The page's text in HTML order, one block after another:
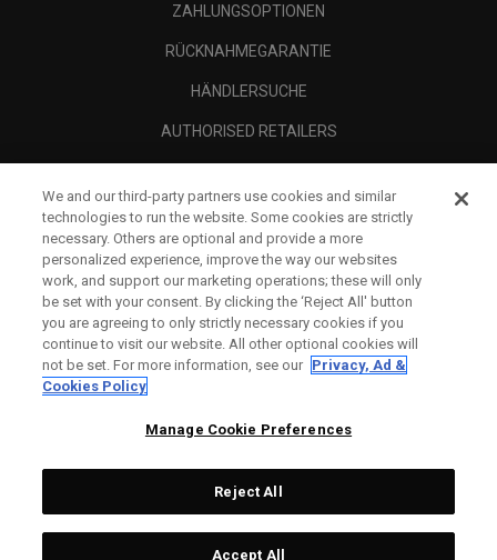
ZAHLUNGSOPTIONEN
RÜCKNAHMEGARANTIE
HÄNDLERSUCHE
AUTHORISED RETAILERS
UNTERNEHMENSPROFIL
RECHTLICHES-
Topgolf Callaway Brands.
We and our third-party partners use cookies and similar
technologies to run the website. Some cookies are strictly
necessary. Others are optional and provide a more
personalized experience, improve the way our websites
work, and support our marketing operations; these will only
be set with your consent. By clicking the ‘Reject All' button
you are agreeing to only strictly necessary cookies if you
continue to visit our website. All other optional cookies will
not be set. For more information, see our Privacy, Ad &
Cookies Policy
Manage Cookie Preferences
Reject All
Accept All